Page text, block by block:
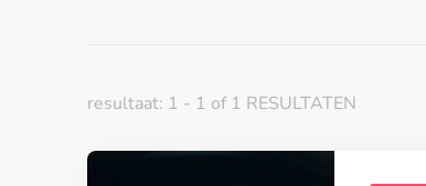
resultaat: 1 - 1 of 1 RESULTATEN